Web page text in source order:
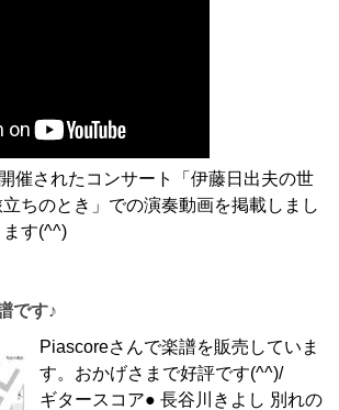
催されたコンサート「伊藤日出夫の世
ちのとき」での演奏動画を掲載しまし
す(^^)
です♪
Piascoreさんで楽譜を販売していま
す。おかげさまで好評です(^^)/
ギタースコア● 長谷川きよし 別れの